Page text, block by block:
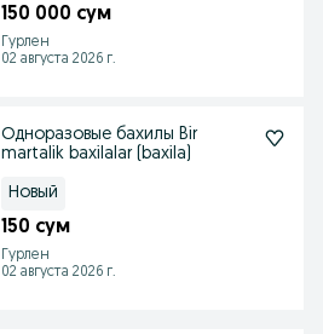
150 000 сум
Гурлен
02 августа 2026 г.
Одноразовые бахилы Bir
martalik baxilalar (baxila)
Новый
150 сум
Гурлен
02 августа 2026 г.